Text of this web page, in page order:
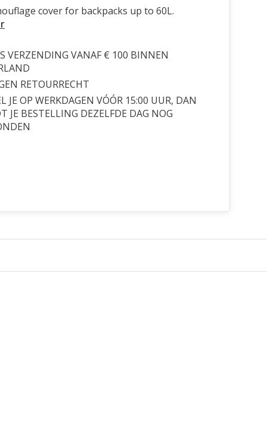
cover for backpacks up to 60L.
VERZENDING VANAF € 100 BINNEN
RETOURRECHT
JE OP WERKDAGEN VÓÓR 15:00 UUR, DAN
JE BESTELLING DEZELFDE DAG NOG